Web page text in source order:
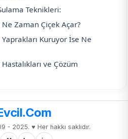
Teknikleri:
Zaman Çiçek Açar?
Kuruyor İse Ne
ve Çözüm
- 2025. ♥️ Her hakkı saklıdır.